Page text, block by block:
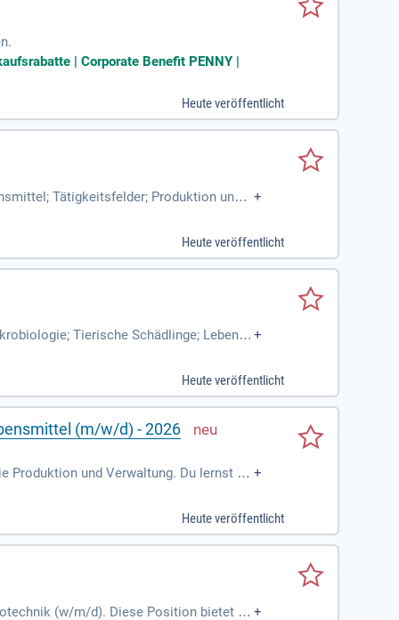
| Corporate Benefit PENNY |
Heute veröffentlicht
Tätigkeitsfelder; Produktion und
& Entwicklung
+
Heute veröffentlicht
Tierische Schädlinge; Lebens
Semester wählst
+
Heute veröffentlicht
(m/w/d) - 2026
Produktion und Verwaltung. Du lernst di
und die Einhaltung von Hy
Positionen in der Pro
+
Heute veröffentlicht
(w/m/d). Diese Position bietet sp +